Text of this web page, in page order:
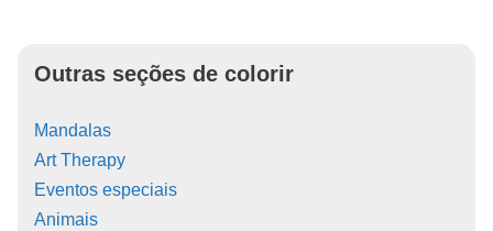
Outras seções de colorir
Mandalas
Art Therapy
Eventos especiais
Animais